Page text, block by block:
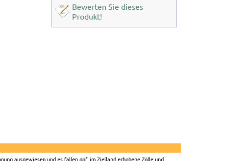
Bewerten Sie dieses
Produkt!
ausgewiesen und es fallen ggf. im Zielland erhobene Zölle und